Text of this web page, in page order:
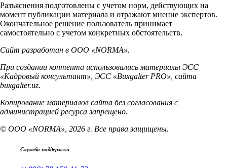
Разъяснения подготовлены с учетом норм, действующих на
момент публикации материала и отражают мнение экспертов.
Окончательное решение пользователь принимает
самостоятельно с учетом конкретных обстоятельств.
Сайт разработан в ООО «NORMA».
При создании контента использовались материалы ЭСС
«Кадровый консультант», ЭСС «Buxgalter PRO», сайта
buxgalter.uz.
Копирование материалов сайта без согласования с
администрацией ресурса запрещено.
© ООО «NORMA», 2026 г. Все права защищены.
Служба поддержки